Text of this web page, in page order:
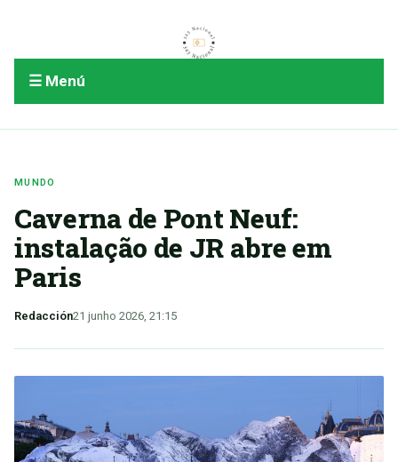
☰ Menú
MUNDO
Caverna de Pont Neuf:
instalação de JR abre em
Paris
Redacción21 junho 2026, 21:15